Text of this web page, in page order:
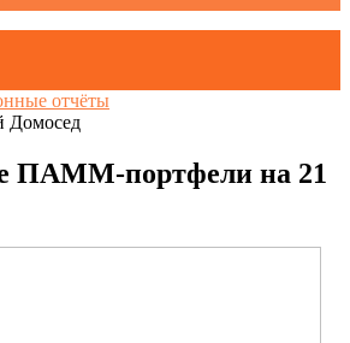
отчёты
Домосед
ПАММ-портфели на 21